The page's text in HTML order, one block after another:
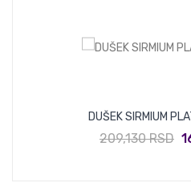
DUŠEK SIRMIUM
209,130 RSD